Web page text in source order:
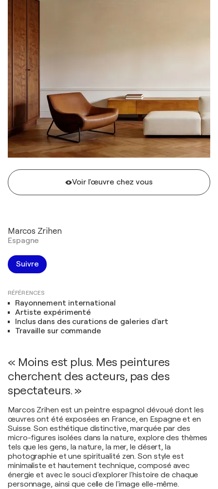
Voir l'œuvre chez vous
Marcos Zrihen
Espagne
Suivre
RÉFÉRENCES
Rayonnement international
Artiste expérimenté
Inclus dans des curations de galeries d'art
Travaille sur commande
« Moins est plus. Mes peintures
cherchent des acteurs, pas des
spectateurs. »
Marcos Zrihen est un peintre espagnol dévoué dont les
œuvres ont été exposées en France, en Espagne et en
Suisse. Son esthétique distinctive, marquée par des
micro-figures isolées dans la nature, explore des thèmes
tels que les gens, la nature, la mer, le désert, la
photographie et une spiritualité zen. Son style est
minimaliste et hautement technique, composé avec
énergie et avec le souci d'explorer l'histoire de chaque
personnage, ainsi que celle de l'image elle-même.